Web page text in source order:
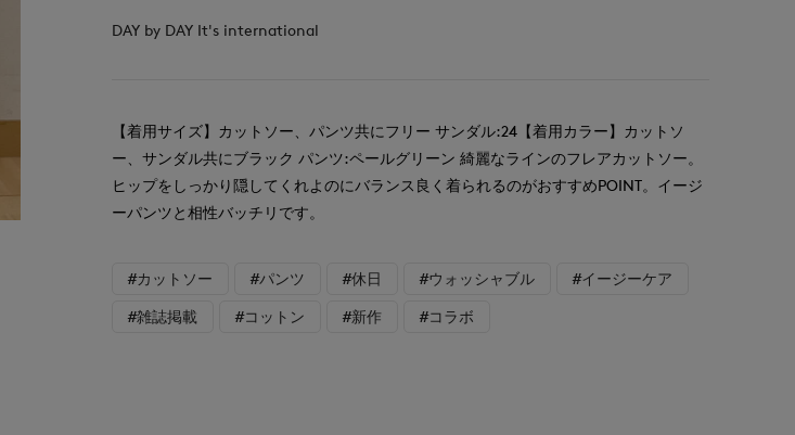
DAY by DAY It's international
【着用サイズ】カットソー、パンツ共にフリー サンダル:24【着用カラー】カットソ
ー、サンダル共にブラック パンツ:ペールグリーン 綺麗なラインのフレアカットソー。
ヒップをしっかり隠してくれよのにバランス良く着られるのがおすすめPOINT。イージ
ーパンツと相性バッチリです。
#カットソー #パンツ #休日 #ウォッシャブル #イージーケア
#雑誌掲載 #コットン #新作 #コラボ